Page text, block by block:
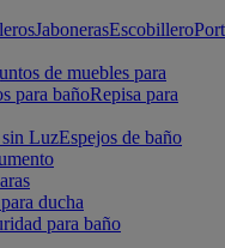
JabonerasEscobillero
de muebles para
para bañoRepisa para
sin LuzEspejos de baño
ducha
para baño